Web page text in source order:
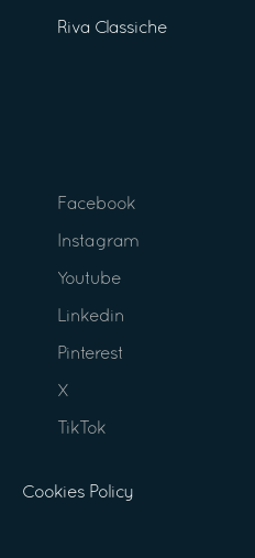
Riva Classiche
Facebook
Instagram
Youtube
Linkedin
Pinterest
X
TikTok
Cookies Policy